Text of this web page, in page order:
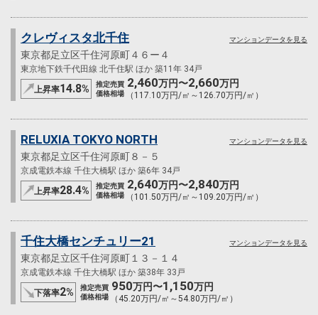
クレヴィスタ北千住
東京都足立区千住河原町４６ー４
東京地下鉄千代田線 北千住駅 ほか 築11年 34戸
上昇率14.8%
推定売買
価格相場
2,460万円〜2,660万円
（117.10万円/㎡～126.70万円/㎡）
マンションデータを見る
RELUXIA TOKYO NORTH
東京都足立区千住河原町８－５
京成電鉄本線 千住大橋駅 ほか 築6年 34戸
上昇率28.4%
推定売買
価格相場
2,640万円〜2,840万円
（101.50万円/㎡～109.20万円/㎡）
マンションデータを見る
千住大橋センチュリー21
東京都足立区千住河原町１３－１４
京成電鉄本線 千住大橋駅 ほか 築38年 33戸
下落率2%
推定売買
価格相場
950万円〜1,150万円
（45.20万円/㎡～54.80万円/㎡）
マンションデータを見る